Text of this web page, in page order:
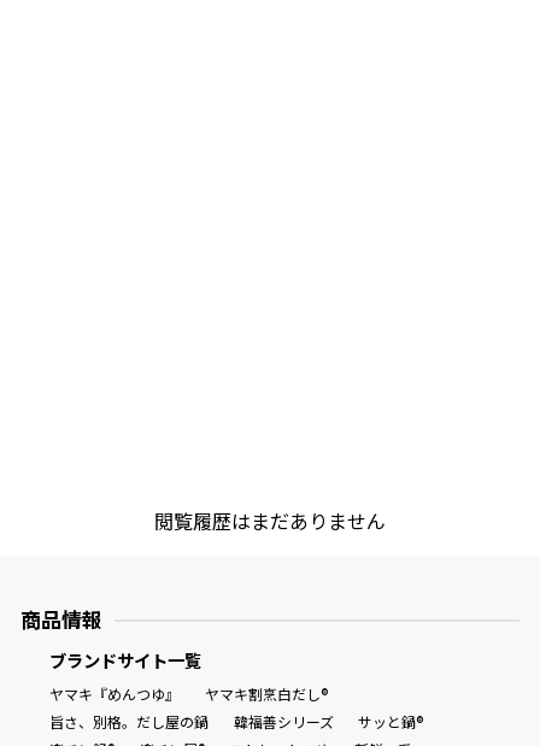
閲覧履歴はまだありません
商品情報
ブランドサイト一覧
ヤマキ『めんつゆ』
ヤマキ割烹白だし®
旨さ、別格。だし屋の鍋
韓福善シリーズ
サッと鍋®